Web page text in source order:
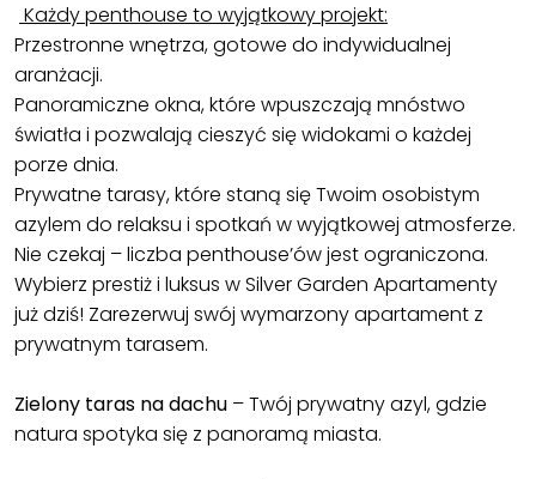
Każdy penthouse to wyjątkowy projekt:
Przestronne wnętrza, gotowe do indywidualnej
aranżacji.
Panoramiczne okna, które wpuszczają mnóstwo
światła i pozwalają cieszyć się widokami o każdej
porze dnia.
Prywatne tarasy, które staną się Twoim osobistym
azylem do relaksu i spotkań w wyjątkowej atmosferze.
Nie czekaj – liczba penthouse’ów jest ograniczona.
Wybierz prestiż i luksus w Silver Garden Apartamenty
już dziś! Zarezerwuj swój wymarzony apartament z
prywatnym tarasem.
Zielony taras na dachu – Twój prywatny azyl, gdzie
natura spotyka się z panoramą miasta.